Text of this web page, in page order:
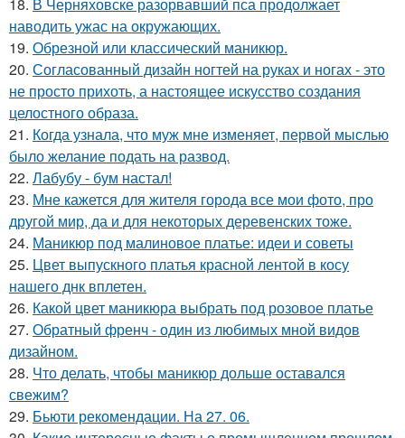
18. В Черняховске разорвавший пса продолжает
наводить ужас на окружающих.
19. Обрезной или классический маникюр.
20. Согласованный дизайн ногтей на руках и ногах - это
не просто прихоть, а настоящее искусство создания
целостного образа.
21. Когда узнала, что муж мне изменяет, первой мыслью
было желание подать на развод.
22. Лабубу - бум настал!
23. Мне кажется для жителя города все мои фото, про
другой мир, да и для некоторых деревенских тоже.
24. Маникюр под малиновое платье: идеи и советы
25. Цвет выпускного платья красной лентой в косу
нашего днк вплетен.
26. Какой цвет маникюра выбрать под розовое платье
27. Обратный френч - один из любимых мной видов
дизайном.
28. Что делать, чтобы маникюр дольше оставался
свежим?
29. Бьюти рекомендации. На 27. 06.